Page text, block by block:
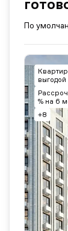
По
выгодой
% на 6
+8